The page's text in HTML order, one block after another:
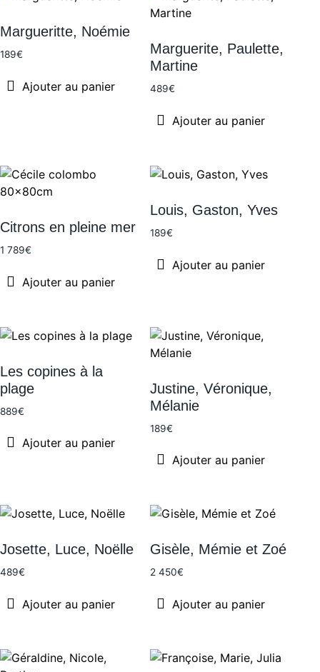
Margueritte, Noémie
189€
Ajouter au panier
Marguerite, Paulette,
Martine
489€
Ajouter au panier
Citrons en pleine mer
1 789€
Ajouter au panier
Louis, Gaston, Yves
189€
Ajouter au panier
Les copines à la
plage
889€
Ajouter au panier
Justine, Véronique,
Mélanie
189€
Ajouter au panier
Josette, Luce, Noëlle
489€
Ajouter au panier
Gisèle, Mémie et Zoé
2 450€
Ajouter au panier